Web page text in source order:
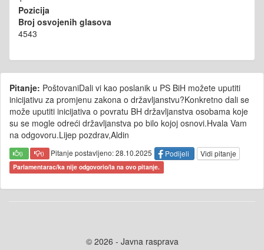
Pozicija
Broj osvojenih glasova
4543
Pitanje: PoštovaniDali vi kao poslanik u PS BiH možete uputiti
inicijativu za promjenu zakona o državljanstvu?Konkretno dali se
može uputiti inicijativa o povratu BH državljanstva osobama koje
su se mogle odreći državljanstva po bilo kojoj osnovi.Hvala Vam
na odgovoru.Lijep pozdrav,Aldin
0 0 Pitanje postavljeno: 28.10.2025 Podijeli Vidi pitanje
Parlamentarac/ka nije odgovorio/la na ovo pitanje.
© 2026 - Javna rasprava